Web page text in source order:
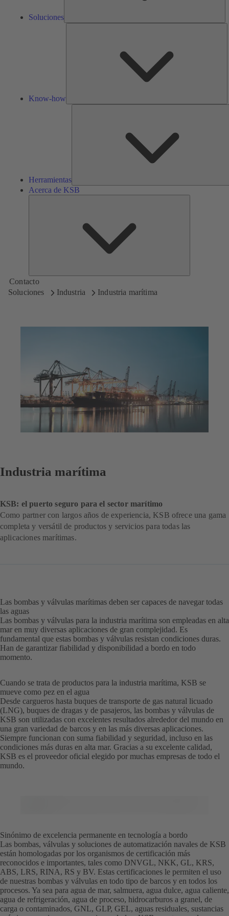
Soluciones
Know-how
Herramientas
Acerca de KSB
Contacto
Soluciones
Industria Industria marítima
Industria marítima
KSB: el puerto seguro para el sector marítimo
Como partner con largos años de experiencia, KSB ofrece una gama
completa y versátil de productos y servicios para todas las
aplicaciones marítimas.
Las bombas y válvulas marítimas deben ser capaces de navegar todas
las aguas
Las bombas y válvulas para la industria marítima son empleadas en alta
mar en muy diversas aplicaciones de gran complejidad. Es
fundamental que estas bombas y válvulas resistan condiciones duras.
Han de garantizar fiabilidad y disponibilidad a bordo en todo
momento.
Cuando se trata de productos para la industria marítima, KSB se
mueve como pez en el agua
Desde cargueros hasta buques de transporte de gas natural licuado
(LNG), buques de dragas y de pasajeros, las bombas y válvulas de
KSB son utilizadas con excelentes resultados alrededor del mundo en
una gran variedad de barcos y en las más diversas aplicaciones.
Siempre funcionan con suma fiabilidad y seguridad, incluso en las
condiciones más duras en alta mar. Gracias a su excelente calidad,
KSB es el proveedor oficial elegido por muchas empresas de todo el
mundo.
Sinónimo de excelencia permanente en tecnología a bordo
Las bombas, válvulas y soluciones de automatización navales de KSB
están homologadas por los organismos de certificación más
reconocidos e importantes, tales como DNVGL, NKK, GL, KRS,
ABS, LRS, RINA, RS y BV. Estas certificaciones le permiten el uso
de nuestras bombas y válvulas en todo tipo de barcos y en todos los
procesos. Ya sea para agua de mar, salmuera, agua dulce, agua caliente,
agua de refrigeración, agua de proceso, hidrocarburos a granel, de
carga o contaminados, GNL, GLP, GEL, aguas residuales, sustancias